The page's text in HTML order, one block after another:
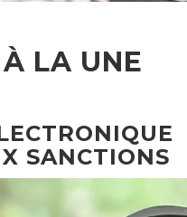
LA UNE
SANCTIONS